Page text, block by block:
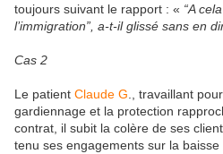
toujours suivant le rapport : « “A
l’immigration”, a-t-il glissé sans en
Cas 2
Le patient Claude G ., travaillant
gardiennage et la protection
contrat, il subit la colère de ses
tenu ses engagements sur la baisse